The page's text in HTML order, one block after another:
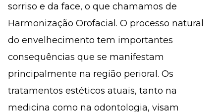
sorriso e da face, o que chamamos de
Harmonização Orofacial. O processo natural
do envelhecimento tem importantes
consequências que se manifestam
principalmente na região perioral. Os
tratamentos estéticos atuais, tanto na
medicina como na odontologia, visam